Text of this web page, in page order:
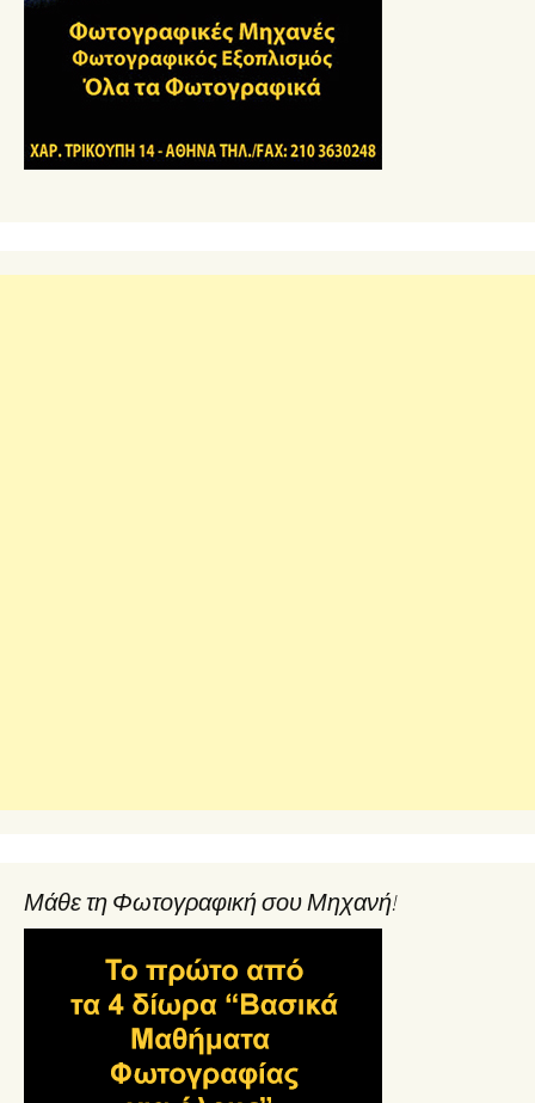
Μάθε τη Φωτογραφική σου Μηχανή!